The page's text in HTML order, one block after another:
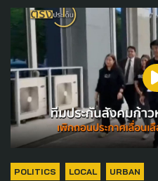
POLITICS LOCAL URBAN